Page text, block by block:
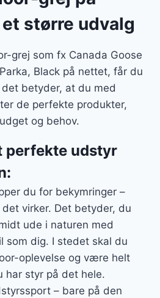
større udvalg
grej som fx Canada Goose
Black på nettet, får du
betyder, at du med
de perfekte produkter,
og behov.
perfekte udstyr
du for bekymringer –
virker. Det betyder, du
ude i naturen med
som dig. I stedet skal du
oplevelse og være helt
har styr på det hele.
– bare på den